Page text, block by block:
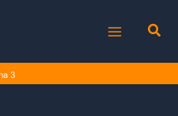
MENU
3